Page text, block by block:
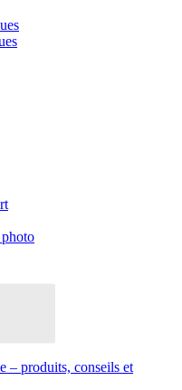
– produits, conseils et